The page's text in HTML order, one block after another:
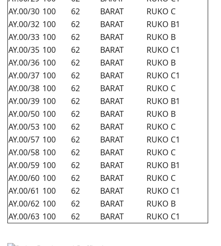
AY.00/30 100 62 BARAT
RUKO C
AY.00/32 100 62 BARAT
RUKO B1
AY.00/33 100 62 BARAT
RUKO B
AY.00/35 100 62 BARAT
RUKO C1
AY.00/36 100 62 BARAT
RUKO B
AY.00/37 100 62 BARAT
RUKO C1
AY.00/38 100 62 BARAT
RUKO C
AY.00/39 100 62 BARAT
RUKO B1
AY.00/50 100 62 BARAT
RUKO B
AY.00/53 100 62 BARAT
RUKO C
AY.00/57 100 62 BARAT
RUKO C1
AY.00/58 100 62 BARAT
RUKO C
AY.00/59 100 62 BARAT
RUKO B1
AY.00/60 100 62 BARAT
RUKO C
AY.00/61 100 62 BARAT
RUKO C1
AY.00/62 100 62 BARAT
RUKO B
AY.00/63 100 62 BARAT RUKO C1